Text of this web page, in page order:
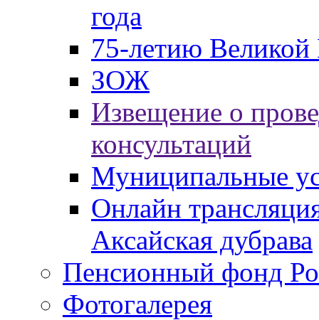
года
75-летию
ЗОЖ
Извещение о
консультаций
Муниципальные
Онлайн
Аксайская дубрава
Пенсионный фонд
Фотогалерея